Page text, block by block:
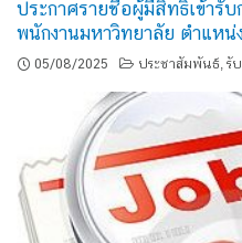
ประกาศรายชื่อผู้มีสิทธิ์เข้ารับ
พนักงานมหาวิทยาลัย ตำแหน่
05/08/2025 ประชาสัมพันธ์ รั